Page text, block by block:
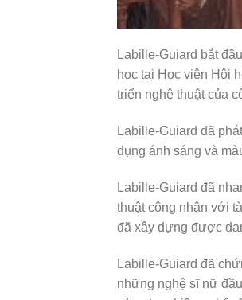
Labille-Guiard bắt
học tại Học viện Hội
triển nghệ thuật của
Labille-Guiard đã
dụng ánh sáng và
Labille-Guiard đã
thuật công nhận với
đã xây dựng được
Labille-Guiard đã
những nghệ sĩ nữ